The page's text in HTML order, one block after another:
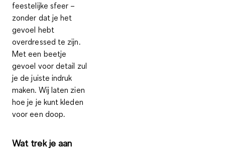
feestelijke sfeer –
zonder dat je het
gevoel hebt
overdressed te zijn.
Met een beetje
gevoel voor detail zul
je de juiste indruk
maken. Wij laten zien
hoe je je kunt kleden
voor een doop.
Wat trek je aan